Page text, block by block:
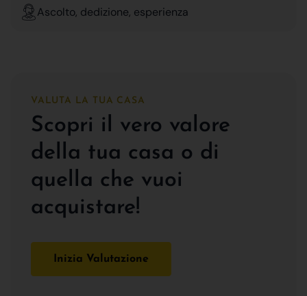
Ascolto, dedizione, esperienza
VALUTA LA TUA CASA
Scopri il vero valore
della tua casa o di
quella che vuoi
acquistare!
Inizia Valutazione